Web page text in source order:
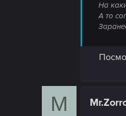
На
А то
M